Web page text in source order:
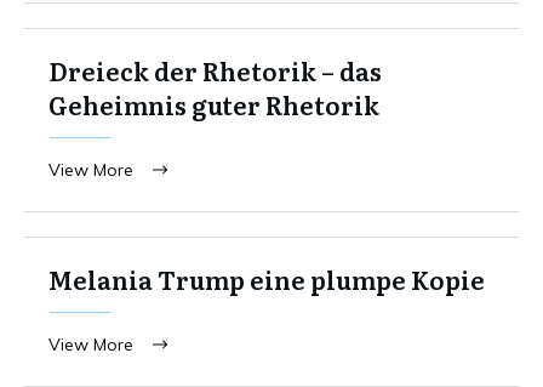
Dreieck der Rhetorik – das
Geheimnis guter Rhetorik
View More
Melania Trump eine plumpe Kopie
View More